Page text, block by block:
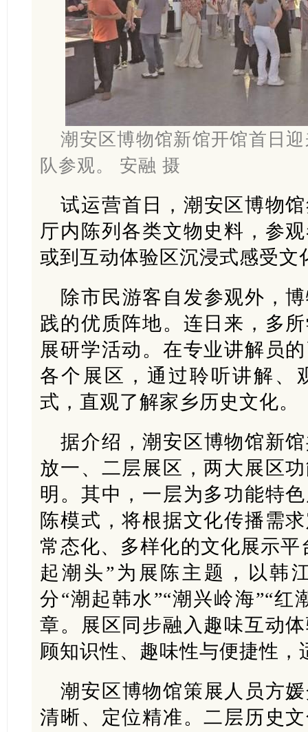
潮安区博物馆新馆开馆首日
队参观。 安融 摄
试运营首日，潮安区博物
厅内陈列各类文物史料，参
或到互动体验区沉浸式感受文
除市民游客自发参观外，
践的优质阵地。连日来，多
展研学活动。在专业讲解员
各个展区，通过聆听讲解、
式，直观了解家乡历史文化。
据介绍，潮安区博物馆新
放一、二层展区，两大展区
明。其中，一层为多功能特
陈模式，将根据文化传播需
常态化、多样化的文化展示
起潮头”为展陈主题，以韩
分“潮起韩水”“潮兴岭海”“红
章。展区同步融入趣味互动
顾知识性、趣味性与便捷性
潮安区博物馆策展人员方
清晰、定位精准。二层历史